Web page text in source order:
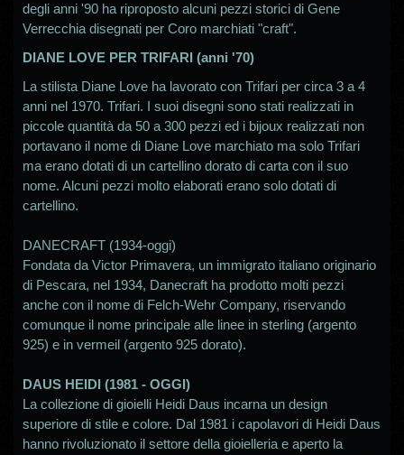
degli anni '90 ha riproposto alcuni pezzi storici di Gene
Verrecchia disegnati per Coro marchiati "craft".
DIANE LOVE PER TRIFARI (anni '70)
La stilista Diane Love ha lavorato con Trifari per circa 3 a 4
anni nel 1970. Trifari. I suoi disegni sono stati realizzati in
piccole quantità da 50 a 300 pezzi ed i bijoux realizzati non
portavano il nome di Diane Love marchiato ma solo Trifari
ma erano dotati di un cartellino dorato di carta con il suo
nome. Alcuni pezzi molto elaborati erano solo dotati di
cartellino.
DANECRAFT (1934-oggi)
Fondata da Victor Primavera, un immigrato italiano originario
di Pescara, nel 1934, Danecraft ha prodotto molti pezzi
anche con il nome di Felch-Wehr Company, riservando
comunque il nome principale alle linee in sterling (argento
925) e in vermeil (argento 925 dorato).
DAUS HEIDI (1981 - OGGI)
La collezione di gioielli Heidi Daus incarna un design
superiore di stile e colore. Dal 1981 i capolavori di Heidi Daus
hanno rivoluzionato il settore della gioielleria e aperto la